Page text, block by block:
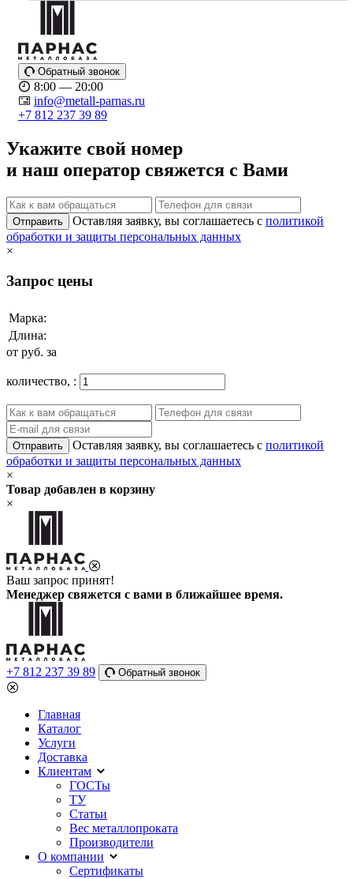
Обратный звонок
8:00 — 20:00
info@metall-parnas.ru
+7 812 237 39 89
Укажите свой номер
и наш оператор свяжется с Вами
Отправить Оставляя заявку, вы соглашаетесь с политикой
обработки и защиты персональных данных
×
Запрос цены
Марка:
Длина:
от руб. за
количество, :
Отправить Оставляя заявку, вы соглашаетесь с политикой
обработки и защиты персональных данных
×
Товар добавлен в корзину
×
Ваш запрос принят!
Менеджер свяжется с вами в ближайшее время.
+7 812 237 39 89 Обратный звонок
Главная
Каталог
Услуги
Доставка
Клиентам
ГОСТы
ТУ
Статьи
Вес металлопроката
Производители
О компании
Сертификаты